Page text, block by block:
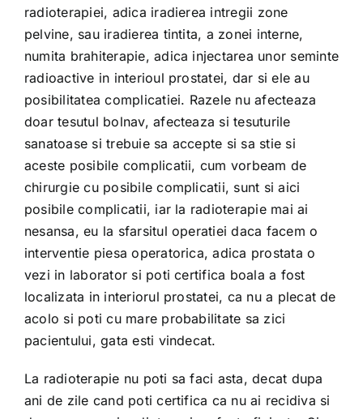
radioterapiei, adica iradierea intregii zone
pelvine, sau iradierea tintita, a zonei interne,
numita brahiterapie, adica injectarea unor seminte
radioactive in interioul prostatei, dar si ele au
posibilitatea complicatiei. Razele nu afecteaza
doar tesutul bolnav, afecteaza si tesuturile
sanatoase si trebuie sa accepte si sa stie si
aceste posibile complicatii, cum vorbeam de
chirurgie cu posibile complicatii, sunt si aici
posibile complicatii, iar la radioterapie mai ai
nesansa, eu la sfarsitul operatiei daca facem o
interventie piesa operatorica, adica prostata o
vezi in laborator si poti certifica boala a fost
localizata in interiorul prostatei, ca nu a plecat de
acolo si poti cu mare probabilitate sa zici
pacientului, gata esti vindecat.
La radioterapie nu poti sa faci asta, decat dupa
ani de zile cand poti certifica ca nu ai recidiva si